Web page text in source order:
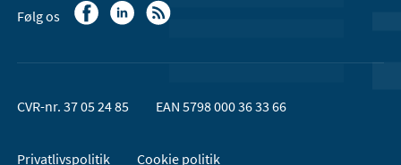
Følg os
CVR-nr. 37 05 24 85 EAN 5798 000 36 33 66
Privatlivspolitik Cookie politik